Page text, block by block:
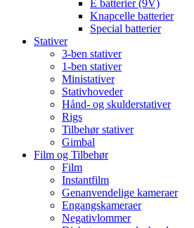
E batterier (9V)
Knapcelle batterier
Special batterier
Stativer
3-ben stativer
1-ben stativer
Ministativer
Stativhoveder
Hånd- og skulderstativer
Rigs
Tilbehør stativer
Gimbal
Film og Tilbehør
Film
Instantfilm
Genanvendelige kameraer
Engangskameraer
Negativlommer